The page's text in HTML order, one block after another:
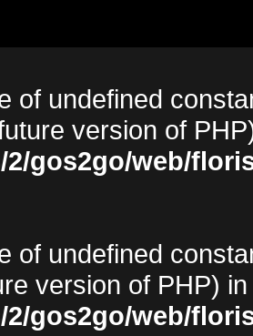
of undefined
version of
2/gos2go/web/
of undefined
version of PHP) in
2/gos2go/web/